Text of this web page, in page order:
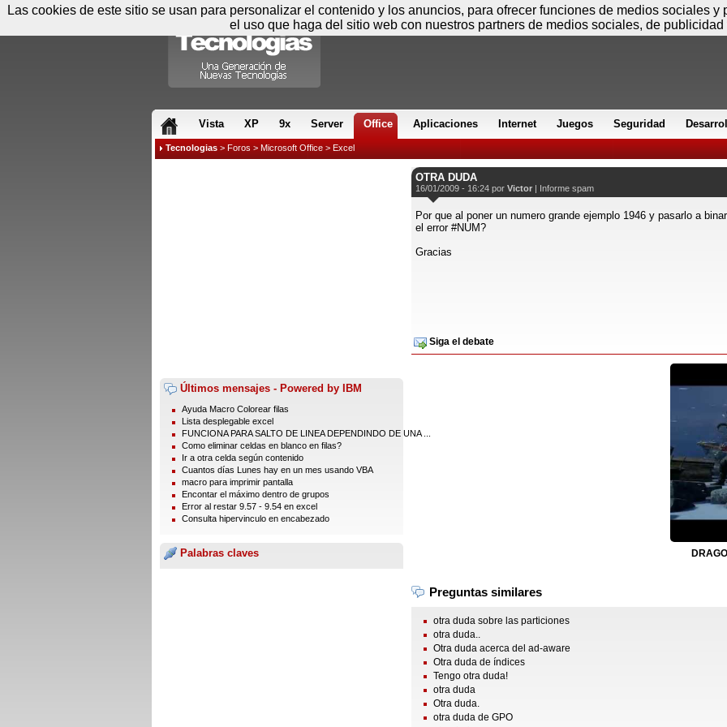
Vista XP 9x Server Office Aplicaciones Internet Juegos Seguridad
Tecnologias > Foros > Microsoft Office > Excel
Últimos mensajes - Powered by IBM
Ayuda Macro Colorear filas
Lista desplegable excel
FUNCIONA PARA SALTO DE LINEA DEPENDINDO DE UNA ...
Como eliminar celdas en blanco en filas?
Ir a otra celda según contenido
Cuantos días Lunes hay en un mes usando VBA
macro para imprimir pantalla
Encontar el máximo dentro de grupos
Error al restar 9.57 - 9.54 en excel
Consulta hipervinculo en encabezado
Palabras claves
OTRA DUDA
16/01/2009 - 16:24 por Victor | Informe spam
Por que al poner un numero grande ejemplo 1946 y pasarlo a
el error #NUM?
Gracias
Siga el debate
Preguntas similares
otra duda sobre las particiones
otra duda..
Otra duda acerca del ad-aware
Otra duda de índices
Tengo otra duda!
otra duda
Otra duda.
otra duda de GPO
Las cookies de este sitio se usan para personalizar el contenido y los anuncios, para ofrecer funciones de medios sociales
el uso que haga del sitio web con nuestros partners de medios sociales, de